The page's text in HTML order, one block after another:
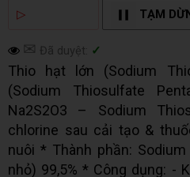
▷ TẠM
✉ Đã duyệt: ✓
Thio hạt lớn (Sodium
(Sodium Thiosulfate
Na2S2O3 – Sodium
chlorine sau cải tạo &
nuôi * Thành phần:
nhỏ) 99,5% * Công dụng: -